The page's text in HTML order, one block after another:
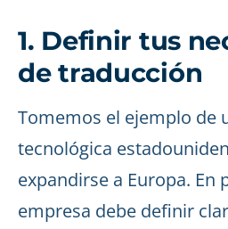
1. Definir tus
de traducción
Tomemos el ejemplo de
tecnológica
expandirse a Europa. En
empresa debe definir